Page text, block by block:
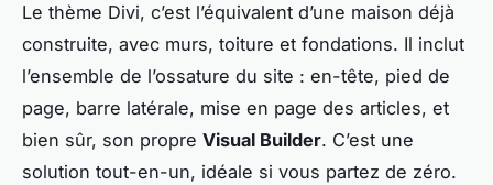
Le thème Divi, c’est l’équivalent d’une maison déjà
construite, avec murs, toiture et fondations. Il inclut
l’ensemble de l’ossature du site : en-tête, pied de
page, barre latérale, mise en page des articles, et
bien sûr, son propre Visual Builder. C’est une
solution tout-en-un, idéale si vous partez de zéro.